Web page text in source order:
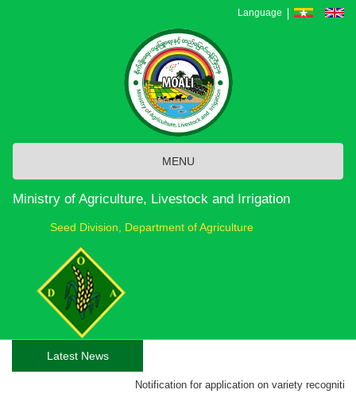
Language
MENU
Ministry of Agriculture, Livestock and Irrigation
Seed Division, Department of Agriculture
Latest News
Notification for application on variety recognition